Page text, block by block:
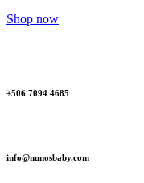
Shop now
+506 7094 4685‬
info@nunosbaby.com